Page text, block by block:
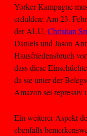
Yorker Kampagne
erdulden: Am 23.
der ALU, Christian
Daniels und Jason
Hausfriedensbruch
dass diese
da sie unter der
Amazon sei repressiv
Ein weiterer Aspekt
ebenfalls